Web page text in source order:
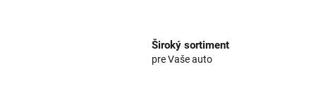
Široký sortiment
pre Vaše auto